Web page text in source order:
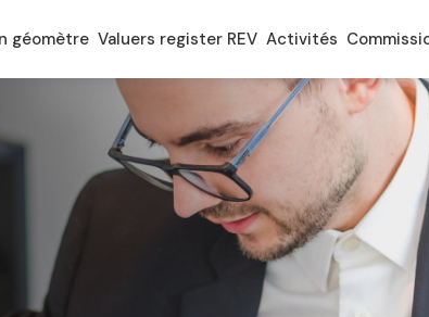
géomètre Valuers register REV Activités